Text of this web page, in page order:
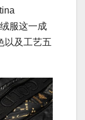
服这一成
以及工艺五